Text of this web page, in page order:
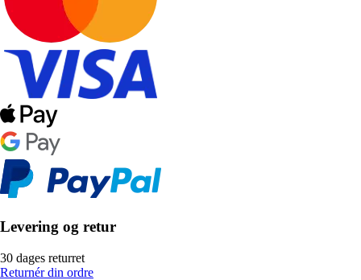
Levering og retur
30 dages returret
Returnér din ordre